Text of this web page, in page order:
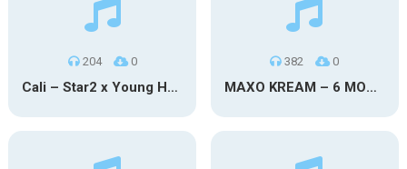
204 0
Cali – Star2 x Young Henny
382 0
MAXO KREAM – 6 MONTHS CLEAN